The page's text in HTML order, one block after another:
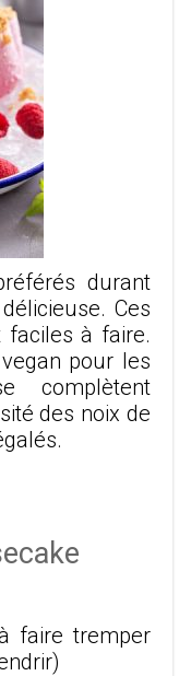
durant
Ces
faciles à faire.
pour les
complètent
des noix de
faire tremper